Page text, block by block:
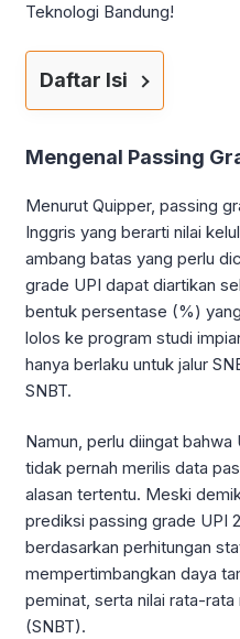
Teknologi Bandung!
Daftar Isi
Mengenal Passing
Menurut Quipper, passing
Inggris yang berarti nilai
ambang batas yang perlu
grade UPI dapat diartikan
bentuk persentase (%)
lolos ke program studi
hanya berlaku untuk jalur
SNBT.
Namun, perlu diingat bahwa
tidak pernah merilis data
alasan tertentu. Meski
prediksi passing grade UPI
berdasarkan perhitungan
mempertimbangkan daya
peminat, serta nilai rata-
(SNBT).